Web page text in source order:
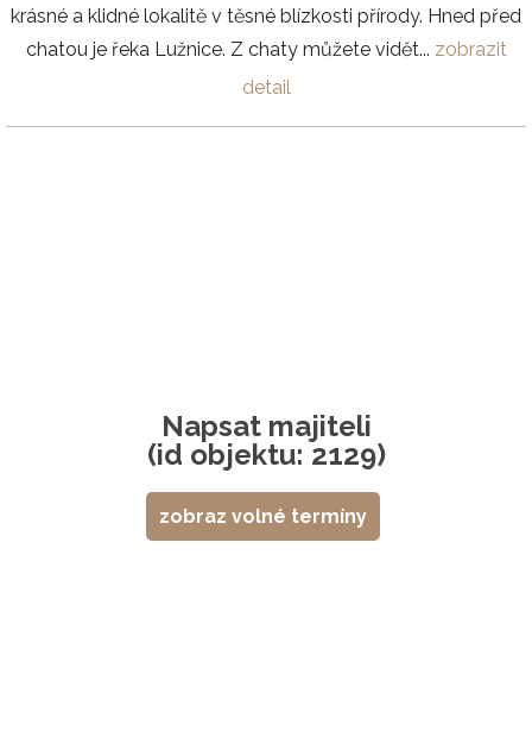
krásné a klidné lokalitě v těsné blízkosti přírody. Hned před
chatou je řeka Lužnice. Z chaty můžete vidět... zobrazit
detail
Napsat majiteli
(id objektu: 2129)
zobraz volné termíny